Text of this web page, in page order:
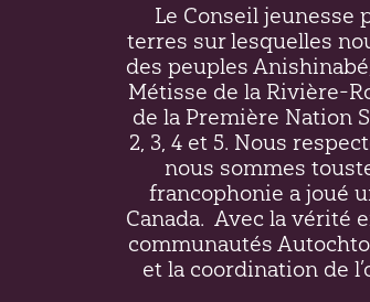
Le Conseil jeunesse
terres sur lesquelles
des peuples
Métisse de la Rivière-
de la Première Nation
2, 3, 4 et 5. Nous
nous sommes
francophonie a joué
Canada. Avec la vérité
communautés
et la coordination de